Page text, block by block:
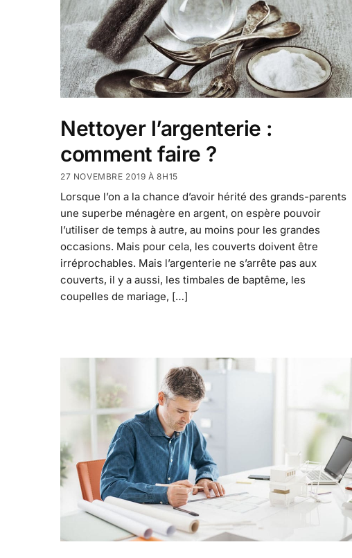
Nettoyer l’argenterie :
comment faire ?
27 NOVEMBRE 2019 À 8H15
Lorsque l’on a la chance d’avoir hérité des grands-parents
une superbe ménagère en argent, on espère pouvoir
l’utiliser de temps à autre, au moins pour les grandes
occasions. Mais pour cela, les couverts doivent être
irréprochables. Mais l’argenterie ne s’arrête pas aux
couverts, il y a aussi, les timbales de baptême, les
coupelles de mariage, […]